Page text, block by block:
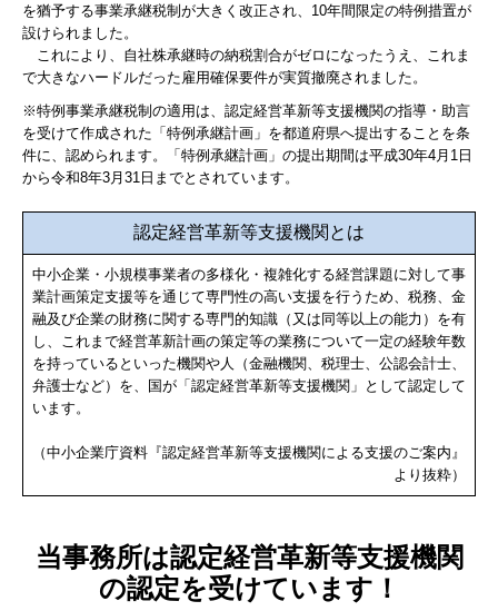
パソコン会計はじめよう！
ＴＫＣシステムのご案内
求人情報
事務所通信
関連リンク
お問合せ
経営者お役立ち情報
を猶予する事業承継税制が大きく改正され、10年間限定の特例措置が
設けられました。
これにより、自社株承継時の納税割合がゼロになったうえ、これま
で大きなハードルだった雇用確保要件が実質撤廃されました。
※特例事業承継税制の適用は、認定経営革新等支援機関の指導・助言
を受けて作成された「特例承継計画」を都道府県へ提出することを条
件に、認められます。「特例承継計画」の提出期間は平成30年4月1日
から令和8年3月31日までとされています。
認定経営革新等支援機関とは
中小企業・小規模事業者の多様化・複雑化する経営課題に対して事
業計画策定支援等を通じて専門性の高い支援を行うため、税務、金
融及び企業の財務に関する専門的知識（又は同等以上の能力）を有
し、これまで経営革新計画の策定等の業務について一定の経験年数
を持っているといった機関や人（金融機関、税理士、公認会計士、
弁護士など）を、国が「認定経営革新等支援機関」として認定して
います。
（中小企業庁資料『認定経営革新等支援機関による支援のご案内』
より抜粋）
当事務所は認定経営革新等支援機関
の認定を受けています！